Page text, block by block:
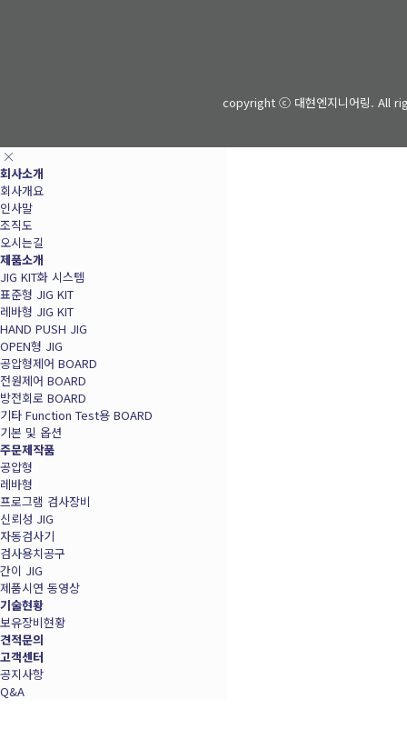
copyright ⓒ 대현엔지니어링. All
회사소개
회사개요
인사말
조직도
오시는길
제품소개
JIG KIT화 시스템
표준형 JIG KIT
레바형 JIG KIT
HAND PUSH JIG
OPEN형 JIG
공압형제어 BOARD
전원제어 BOARD
방전회로 BOARD
기타 Function Test용 BOARD
기본 및 옵션
주문제작품
공압형
레바형
프로그램 검사장비
신뢰성 JIG
자동검사기
검사용치공구
간이 JIG
제품시연 동영상
기술현황
보유장비현황
견적문의
고객센터
공지사항
Q&A